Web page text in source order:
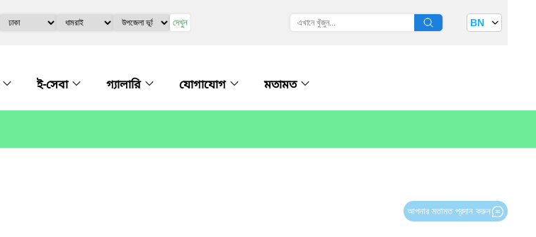
দেখুন BN
ই-সেবা গ্যালারি যোগাযোগ মতামত
আপনার মতামত প্রদান করুন